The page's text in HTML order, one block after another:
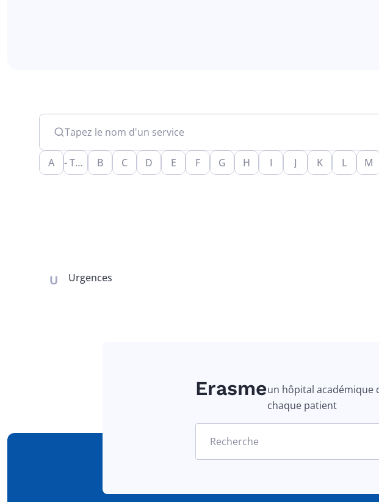
Tapez le nom d'un service
A - Tout - B C D E F G H I J K L M
U Urgences
Erasmeun hôpital académique
chaque patient
Recherche